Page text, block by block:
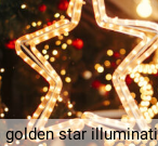
star